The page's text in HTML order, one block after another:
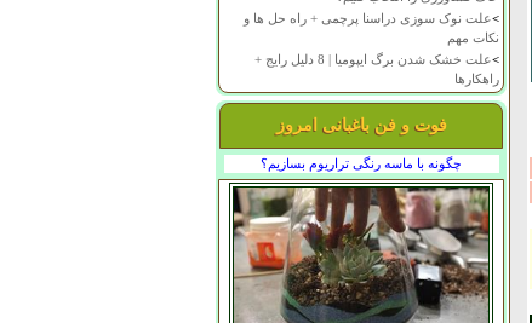
>علت نوک سوزی دراسنا پرچمی + راه حل ها و
نکات مهم
>
علت خشک شدن برگ ایپومیا | 8 دلیل رایج +
راهکارها
فوت و فن باغبانی امروز
چگونه با ماسه رنگی تراریوم بسازیم؟